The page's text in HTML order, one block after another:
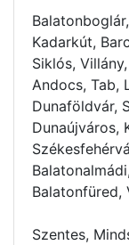
Kadarkút,
Siklós,
Andocs, Tab,
Dunaföldvár,
Dunaújváros,
Balatonfüred,
Szentes,